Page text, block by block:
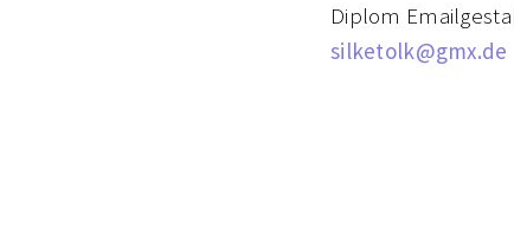
Diplom
silketolk@gmx.de